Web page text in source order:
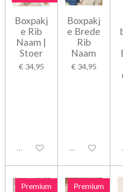
Boxpakj
e Rib
Naam |
Stoer
€ 34,95
Uitgeschakeld
Boxpakj
e Brede
Rib
Naam
€ 34,95
Uitgeschakeld
Premium Premium